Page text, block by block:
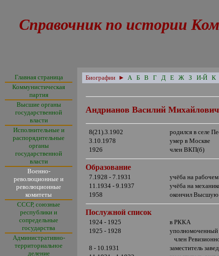
Справочник по истории
Главная страница
Коммунистическая
партия
Высшие органы
государственной
власти
Исполнительные и
распорядительные
органы
государственной
власти
Военно-
революционные и
революционные
комитеты
СССР, союзные
республики и
сопредельные
государства
Административно-
территориальное
деление
Биографии ► А Б В Г Д Е Ж З И-Й К
Андрианов Василий Михайлович
8(21).3.1902
родился в селе
3.10.1978
умер в Москве
1926
член ВКП(б)
Образование
7.1928 - 7.1931
учёба на
11.1934 - 9.1937
учёба на
1958
окончил
Послужной список
1924 - 1925
в РККА
1925 - 1928
уполномоченный
член
8 - 10.1931
заместитель